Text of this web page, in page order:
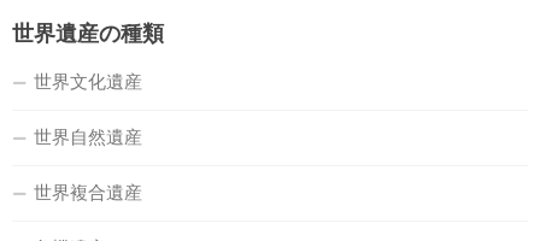
世界遺産の種類
世界文化遺産
世界自然遺産
世界複合遺産